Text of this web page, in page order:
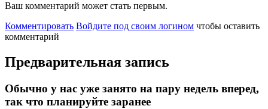
Ваш комментарий может стать первым.
Комментировать Войдите под своим логином чтобы оставить
комментарий
Предварительная запись
Обычно у нас уже занято на пару недель вперед,
так что планируйте заранее